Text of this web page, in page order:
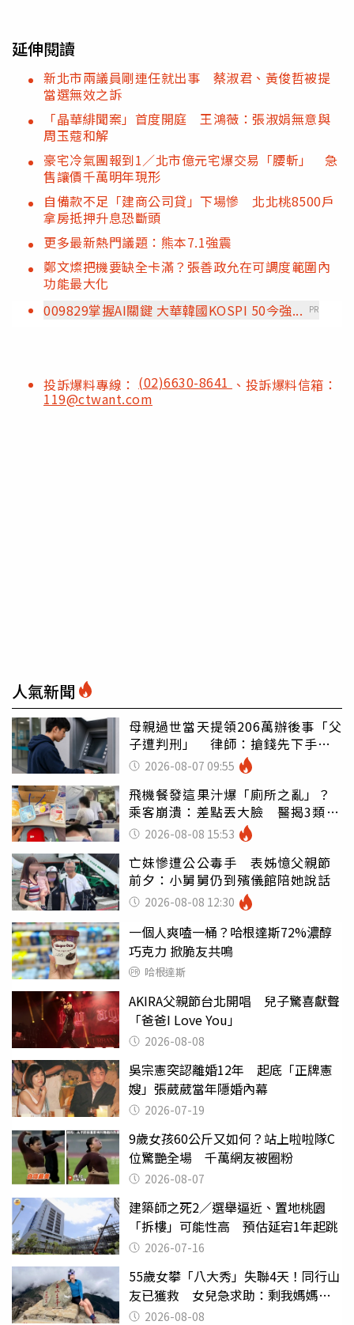
延伸閱讀
新北市兩議員剛連任就出事 蔡淑君、黃俊哲被提
當選無效之訴
「晶華緋聞案」首度開庭 王鴻薇：張淑娟無意與
周玉蔻和解
豪宅冷氣團報到1／北市億元宅爆交易「腰斬」 急
售讓價千萬明年現形
自備款不足「建商公司貸」下場慘 北北桃8500戶
拿房抵押升息恐斷頭
更多最新熱門議題：熊本7.1強震
鄭文燦把機要缺全卡滿？張善政允在可調度範圍內
功能最大化
009829掌握AI關鍵 大華韓國KOSPI 50今強...
PR
投訴爆料專線： (02)6630-8641 、投訴爆料信箱：
119@ctwant.com
人氣新聞
母親過世當天提領206萬辦後事「父
子遭判刑」 律師：搶錢先下手是
罪 2026-08-07 09:55
飛機餐發這果汁爆「廁所之亂」？
乘客崩潰：差點丟大臉 醫揭3類人
別亂喝
2026-08-08 15:53
亡妹慘遭公公毒手 表姊憶父親節
前夕：小舅舅仍到殯儀館陪她說話
2026-08-08 12:30
一個人爽嗑一桶？哈根達斯72%濃醇
巧克力 掀脆友共鳴
哈根達斯
AKIRA父親節台北開唱 兒子驚喜獻聲
「爸爸I Love You」
2026-08-08
吳宗憲突認離婚12年 起底「正牌憲
嫂」張葳葳當年隱婚內幕
2026-07-19
9歲女孩60公斤又如何？站上啦啦隊C
位驚艷全場 千萬網友被圈粉
2026-08-07
建築師之死2／選舉逼近、置地桃園
「拆樓」可能性高 預估延宕1年起跳
2026-07-16
55歲女攀「八大秀」失聯4天！同行山
友已獲救 女兒急求助：剩我媽媽還
沒找到
2026-08-08